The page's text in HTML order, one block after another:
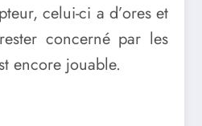
celui-ci a d’ores et
concerné par les
encore jouable.